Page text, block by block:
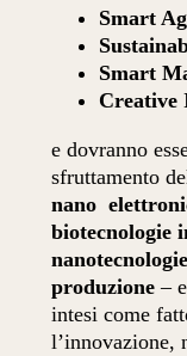
Smart
Smart
Creative
e dovranno
sfruttamento
nano
biotecnologie
produzione –
intesi come
l’innovazione,